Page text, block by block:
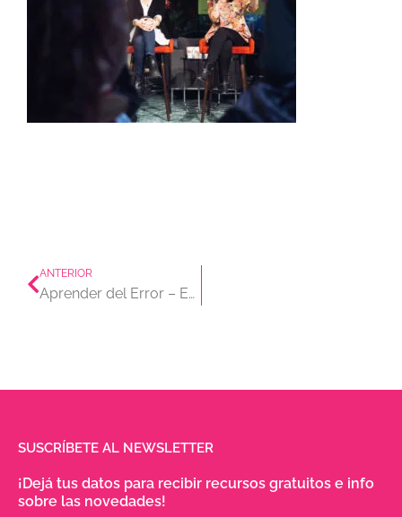
ANTERIOR
Aprender del Error – Edición Mujeres en Tu famoso Ayuda
SUSCRÍBETE AL NEWSLETTER
¡Dejá tus datos para recibir recursos gratuitos e info
sobre las novedades!